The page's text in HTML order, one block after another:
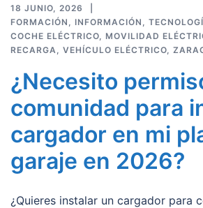
18 JUNIO, 2026
FORMACIÓN
INFORMACIÓN
COCHE ELÉCTRICO
MOVILIDAD
RECARGA
VEHÍCULO ELÉCTRICO
¿Necesito
comunidad para
cargador en mi
garaje en 2026?
¿Quieres instalar un cargador para